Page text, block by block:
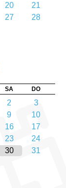
20
21
27
28
SA DO
2
3
9
10
16
17
23
24
30 31